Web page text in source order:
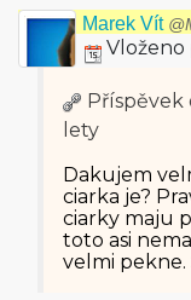
Marek Vít
Vloženo
Příspěvek
lety
Dakujem
ciarka je?
ciarky maju
toto asi
velmi pekne.